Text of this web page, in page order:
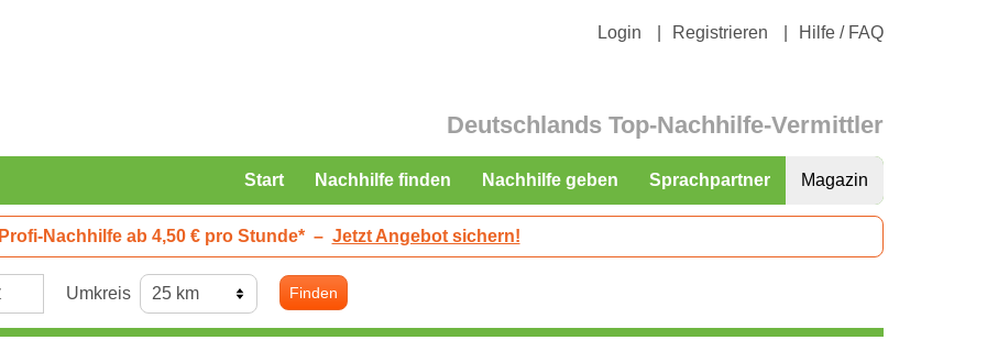
Login Registrieren Hilfe / FAQ
Deutschlands Top-Nachhilfe-Vermittler
Start Nachhilfe finden Nachhilfe geben Sprachpartner Magazin
Profi-Nachhilfe ab 4,50 € pro Stunde* – Jetzt Angebot sichern!
Umkreis Finden